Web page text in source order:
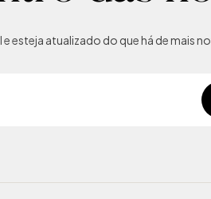
esteja atualizado do que há de mais